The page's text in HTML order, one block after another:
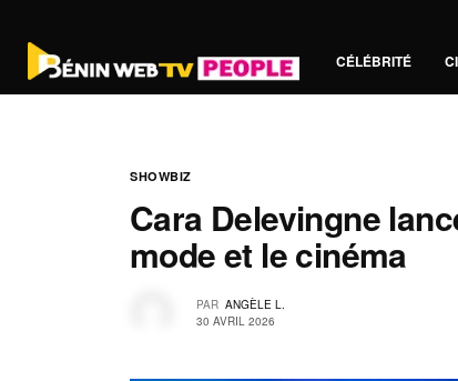
CÉLÉBRITÉ
SHOWBIZ
Cara Delevingne
mode et le cinéma
PAR ANGÈLE L.
30 AVRIL 2026